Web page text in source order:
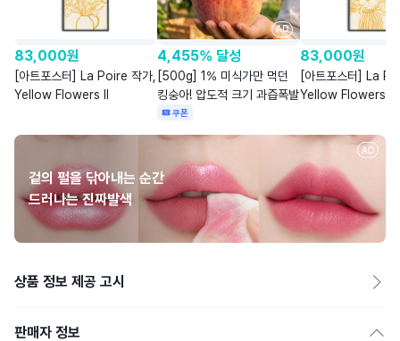
83,000원
[아트포스터] La Poire 작가,
Yellow Flowers II
AD
4,455% 달성
[500g] 1% 미식가만 먹던
킹숭아! 압도적 크기 과즙폭발
쿠폰
83,000원
[아트포스터] La
Yellow Flowers I
겉의 펄을 닦아내는 순간
드러나는 진짜발색
AD
상품 정보 제공 고시
판매자 정보